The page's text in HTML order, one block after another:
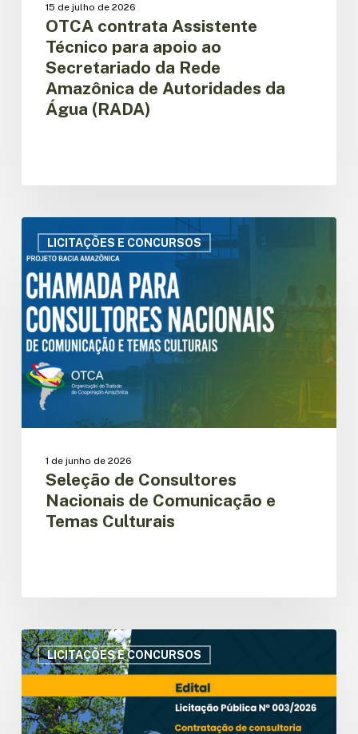
(RADA)
15 de julho de 2026
OTCA contrata Assistente
Técnico para apoio ao
Secretariado da Rede
Amazônica de Autoridades da
Água (RADA)
LICITAÇÕES E CONCURSOS
Consultores
Nacionais
de
Comunicação
e
Temas
Culturais
1 de junho de 2026
Seleção de Consultores
Nacionais de Comunicação e
Temas Culturais
LICITAÇÕES E CONCURSOS
Contratação
de
consultoria
para
a